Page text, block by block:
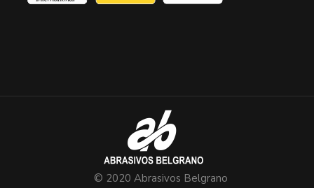
© 2020 Abrasivos Belgrano